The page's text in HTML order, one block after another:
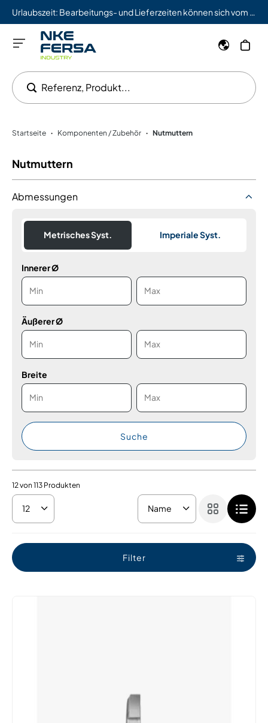
Referenz, Produkt...
Startseite • Komponenten / Zubehör • Nutmuttern
Nutmuttern
Abmessungen
Metrisches Syst. Imperiale Syst.
Innerer Ø
Äußerer Ø
Breite
Suche
12von 113 Produkten
12 Name
Filter